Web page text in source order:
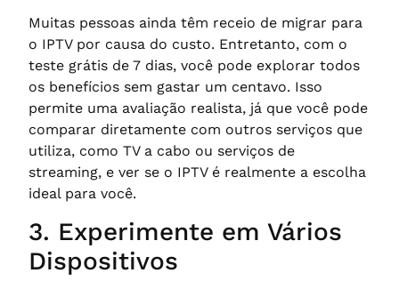
Muitas pessoas ainda têm receio de migrar para
o IPTV por causa do custo. Entretanto, com o
teste grátis de 7 dias, você pode explorar todos
os benefícios sem gastar um centavo. Isso
permite uma avaliação realista, já que você pode
comparar diretamente com outros serviços que
utiliza, como TV a cabo ou serviços de
streaming, e ver se o IPTV é realmente a escolha
ideal para você.
3. Experimente em Vários
Dispositivos